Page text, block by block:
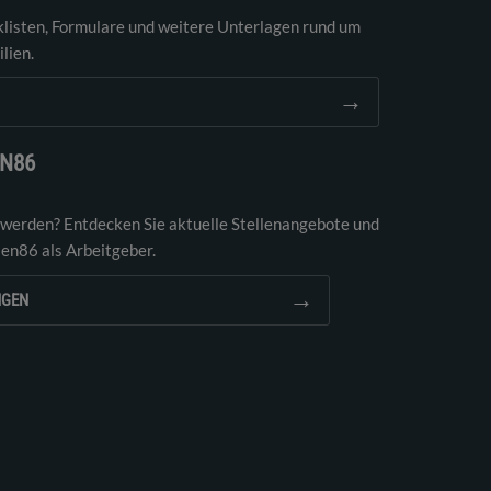
Formulare und weitere Unterlagen rund um
→
Entdecken Sie aktuelle Stellenangebote und
als Arbeitgeber.
→